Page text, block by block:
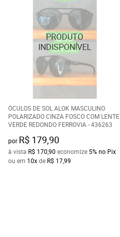
ÓCULOS DE SOL ALOK MASCULINO
POLARIZADO CINZA FOSCO COM LENTE
VERDE REDONDO FERROVIA - 436263
por R$ 179,90
à vista R$ 170,90 economize 5% no Pix
ou em 10xde R$ 17,99